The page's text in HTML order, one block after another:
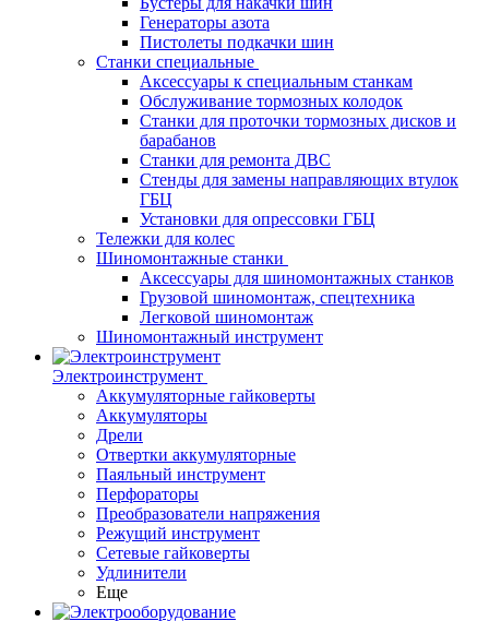
Генераторы азота
Пистолеты подкачки шин
Станки специальные
Аксессуары к специальным станкам
Обслуживание тормозных колодок
Станки для проточки тормозных дисков и
барабанов
Станки для ремонта ДВС
Стенды для замены направляющих втулок
ГБЦ
Установки для опрессовки ГБЦ
Тележки для колес
Шиномонтажные станки
Аксессуары для шиномонтажных станков
Грузовой шиномонтаж, спецтехника
Легковой шиномонтаж
Шиномонтажный инструмент
Электроинструмент
Аккумуляторные гайковерты
Аккумуляторы
Дрели
Отвертки аккумуляторные
Паяльный инструмент
Перфораторы
Преобразователи напряжения
Режущий инструмент
Сетевые гайковерты
Удлинители
Еще